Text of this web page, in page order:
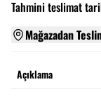
Tahmini teslimat
Mağazadan
Açıklama